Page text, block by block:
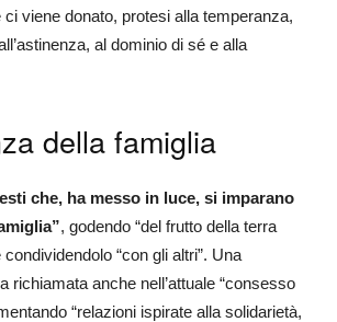
viene donato, protesi alla temperanza,
al dominio di sé e alla
della famiglia
che, ha messo in luce, si imparano
, godendo “del frutto della terra
“con gli altri”. Una
richiamata anche nell’attuale “consesso
“relazioni ispirate alla solidarietà,